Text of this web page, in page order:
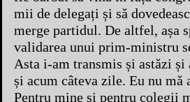
mii de delegați și să
merge partidul. De altfel, așa
validarea unui prim-ministru
Asta i-am transmis și astăzi și
și acum câteva zile. Eu nu mă
Pentru mine și pentru colegii